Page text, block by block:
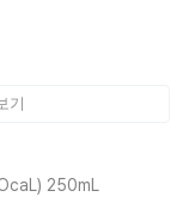
기
250mL